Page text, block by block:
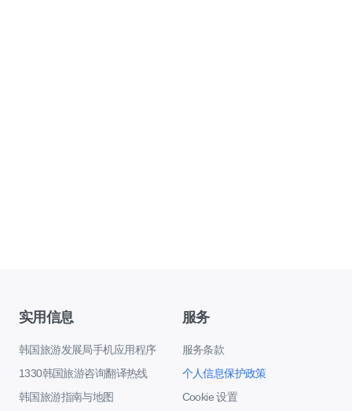
实用信息
韩国旅游发展局手机应用程序
1330韩国旅游咨询翻译热线
韩国旅游指南与地图
服务
服务条款
个人信息保护政策
Cookie 设置